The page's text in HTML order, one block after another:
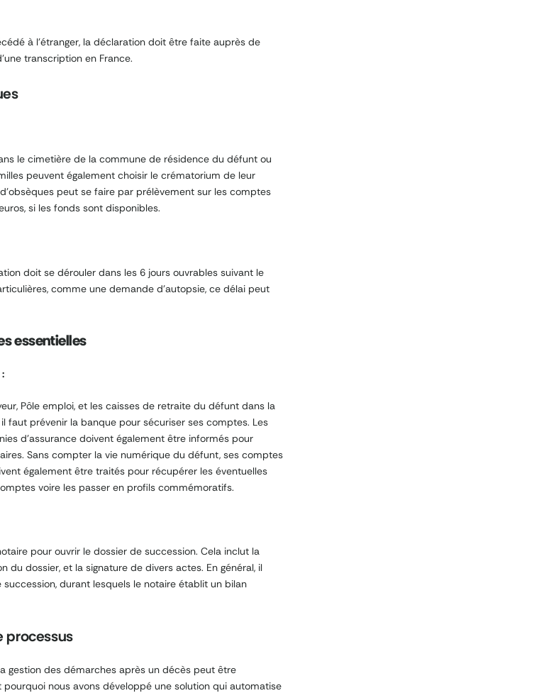
à l’étranger, la déclaration doit être faite auprès de
transcription en France.
le cimetière de la commune de résidence du défunt ou
peuvent également choisir le crématorium de leur
peut se faire par prélèvement sur les comptes
si les fonds sont disponibles.
doit se dérouler dans les 6 jours ouvrables suivant le
comme une demande d’autopsie, ce délai peut
essentielles
Pôle emploi, et les caisses de retraite du défunt dans la
faut prévenir la banque pour sécuriser ses comptes. Les
d’assurance doivent également être informés pour
Sans compter la vie numérique du défunt, ses comptes
également être traités pour récupérer les éventuelles
voire les passer en profils commémoratifs.
pour ouvrir le dossier de succession. Cela inclut la
du dossier, et la signature de divers actes. En général, il
durant lesquels le notaire établit un bilan
processus
gestion des démarches après un décès peut être
pourquoi nous avons développé une solution qui automatise